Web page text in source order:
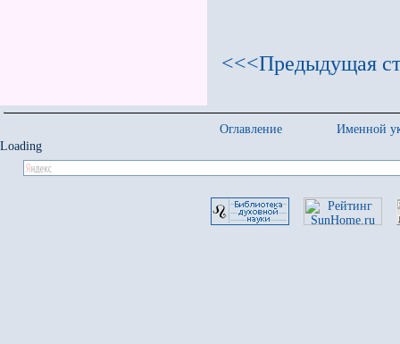
<<<Предыдущая
Оглавление
Именной
Loading